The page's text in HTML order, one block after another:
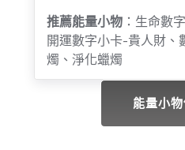
推薦能量小物 ：生命數
開運數字小卡-貴人財、
燭、淨化蠟燭
能量小